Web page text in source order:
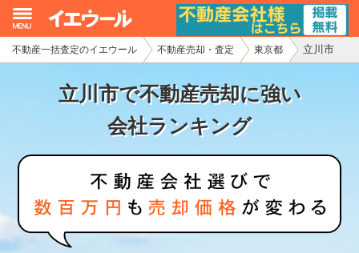
不動産一括査定のイエウール 不動産売却・査定 東京都 立川市
立川市で不動産売却に強い
会社ランキング
イエウール加盟希望の不動産会社様
初めての方へ
不動産の売却・一括査定
家査定シミュレーター